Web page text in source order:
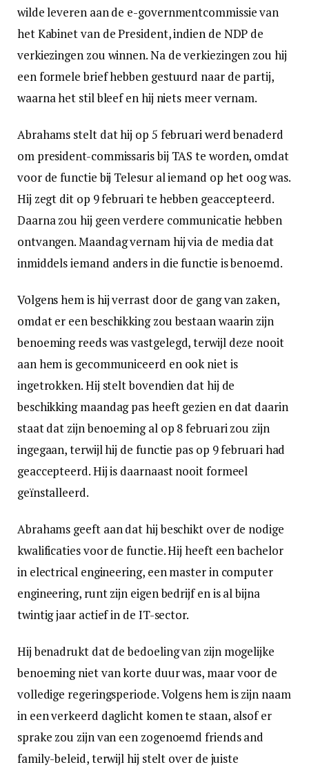
wilde leveren aan de e-governmentcommissie van
het Kabinet van de President, indien de NDP de
verkiezingen zou winnen. Na de verkiezingen zou hij
een formele brief hebben gestuurd naar de partij,
waarna het stil bleef en hij niets meer vernam.
Abrahams stelt dat hij op 5 februari werd benaderd
om president-commissaris bij TAS te worden, omdat
voor de functie bij Telesur al iemand op het oog was.
Hij zegt dit op 9 februari te hebben geaccepteerd.
Daarna zou hij geen verdere communicatie hebben
ontvangen. Maandag vernam hij via de media dat
inmiddels iemand anders in die functie is benoemd.
Volgens hem is hij verrast door de gang van zaken,
omdat er een beschikking zou bestaan waarin zijn
benoeming reeds was vastgelegd, terwijl deze nooit
aan hem is gecommuniceerd en ook niet is
ingetrokken. Hij stelt bovendien dat hij de
beschikking maandag pas heeft gezien en dat daarin
staat dat zijn benoeming al op 8 februari zou zijn
ingegaan, terwijl hij de functie pas op 9 februari had
geaccepteerd. Hij is daarnaast nooit formeel
geïnstalleerd.
Abrahams geeft aan dat hij beschikt over de nodige
kwalificaties voor de functie. Hij heeft een bachelor
in electrical engineering, een master in computer
engineering, runt zijn eigen bedrijf en is al bijna
twintig jaar actief in de IT-sector.
Hij benadrukt dat de bedoeling van zijn mogelijke
benoeming niet van korte duur was, maar voor de
volledige regeringsperiode. Volgens hem is zijn naam
in een verkeerd daglicht komen te staan, alsof er
sprake zou zijn van een zogenoemd friends and
family-beleid, terwijl hij stelt over de juiste